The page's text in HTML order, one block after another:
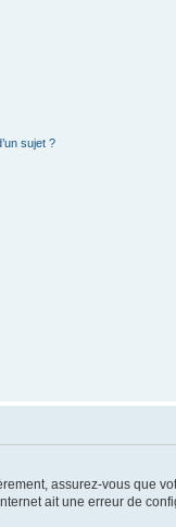
sujet ?
assurez-vous que
ait une erreur de